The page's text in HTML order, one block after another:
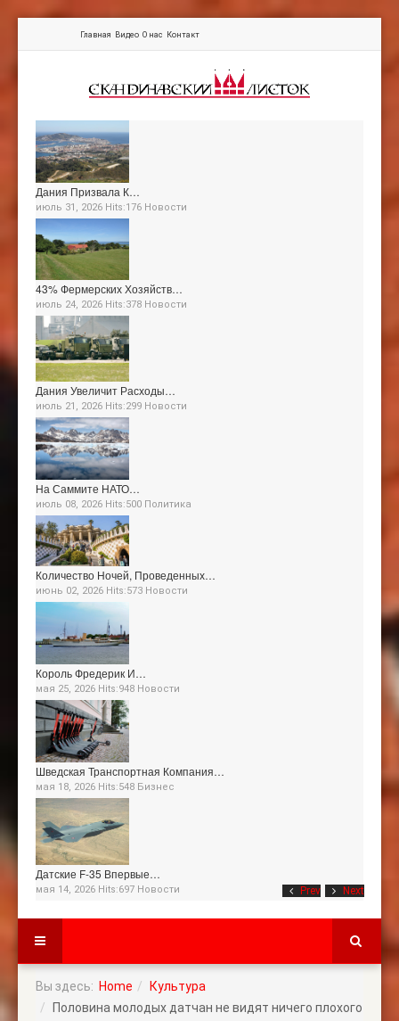
Главная Видео О нас Контакт
Prev Next
Дания Призвала К…
июль 31, 2026 Hits:176 Новости
43% Фермерских Хозяйств…
июль 24, 2026 Hits:378 Новости
Дания Увеличит Расходы…
июль 21, 2026 Hits:299 Новости
На Саммите НАТО…
июль 08, 2026 Hits:500 Политика
Количество Ночей, Проведенных…
июнь 02, 2026 Hits:573 Новости
Король Фредерик И…
мая 25, 2026 Hits:948 Новости
Шведская Транспортная Компания…
мая 18, 2026 Hits:548 Бизнес
Датские F-35 Впервые…
мая 14, 2026 Hits:697 Новости
Вы здесь: Home
Культура
Половина молодых датчан не видят ничего плохого